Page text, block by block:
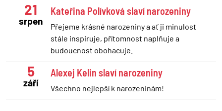
21
srpen
Kateřina Polívková slaví narozeniny
Přejeme krásné narozeniny a ať ji minulost
stále inspiruje, přítomnost naplňuje a
budoucnost obohacuje.
5
září
Alexej Kelin slaví narozeniny
Všechno nejlepší k narozeninám!